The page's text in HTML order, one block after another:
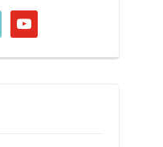
youtube